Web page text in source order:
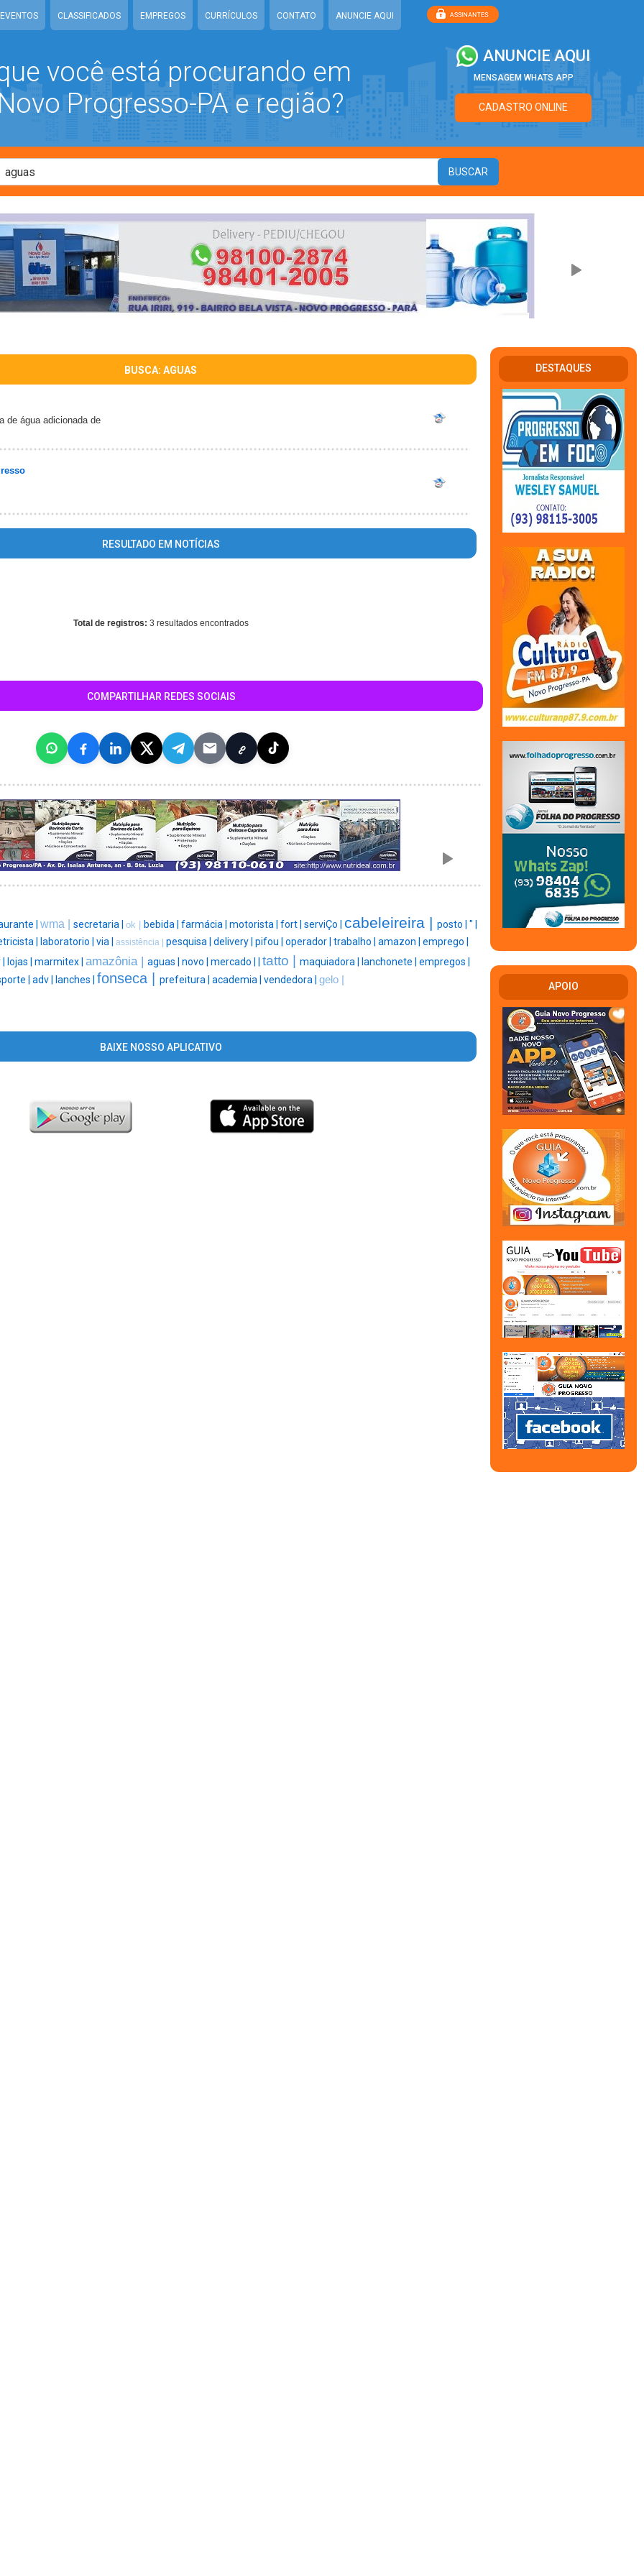
EVENTOS CLASSIFICADOS EMPREGOS CURRÍCULOS CONTATO ANUNCIE AQUI
você está procurando em
Progresso-PA e região?
ANUNCIE AQUI
MENSAGEM WHATS APP
CADASTRO ONLINE
BUSCA: AGUAS
de água adicionada de
RESULTADO EM NOTÍCIAS
Total de registros: 3 resultados encontrados
COMPARTILHAR REDES SOCIAIS
| wma | secretaria | ok | bebida | farmácia | motorista | fort | serviÇo | cabeleireira | posto | " |
|
laboratorio | via | assistência | pesquisa | delivery | pifou | operador | trabalho | amazon | emprego |
lojas | marmitex | amazônia | aguas | novo | mercado | tatto | maquiadora | lanchonete | empregos |
| adv | lanches | fonseca | prefeitura | academia | vendedora | gelo |
BAIXE NOSSO APLICATIVO
DESTAQUES
APOIO